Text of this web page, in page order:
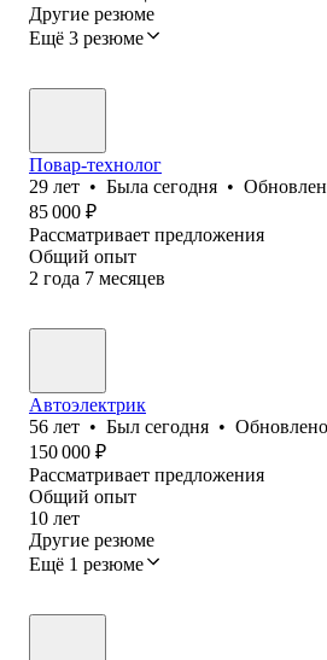
Другие резюме
Ещё 3 резюме
Повар-технолог
29 лет • Была сегодня •
85 000 ₽
Рассматривает предложения
Общий опыт
2 года 7 месяцев
Автоэлектрик
56 лет • Был сегодня • Обновлено
150 000 ₽
Рассматривает предложения
Общий опыт
10 лет
Другие резюме
Ещё 1 резюме